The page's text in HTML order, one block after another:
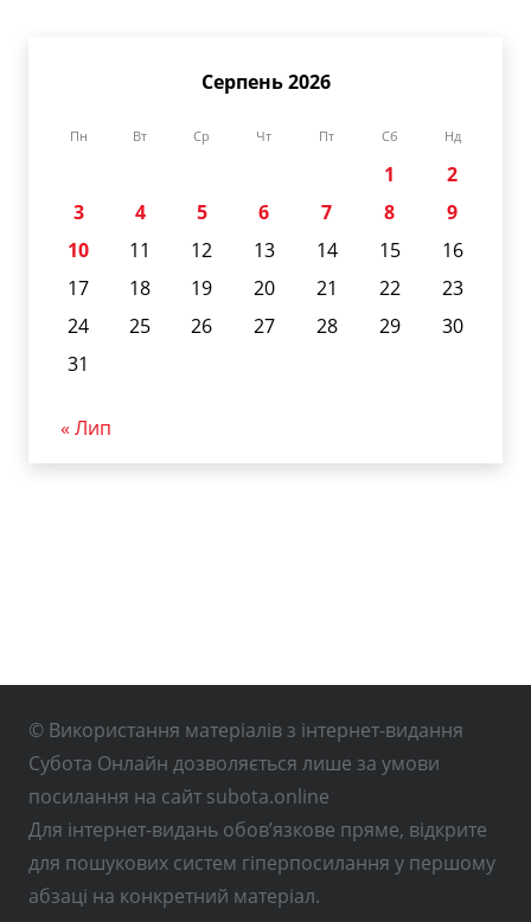
Серпень 2026
Пн Вт Ср Чт Пт Сб Нд
1
2
3
4 5 6 7 8
9
10
11 12 13 14 15
16
17
18 19 20 21 22
23
24
25 26 27 28 29
30
31
« Лип
© Використання матеріалів з інтернет-видання
Субота Онлайн дозволяється лише за умови
посилання на сайт subota.online
Для інтернет-видань обов’язкове пряме, відкрите
для пошукових систем гіперпосилання у першому
абзаці на конкретний матеріал.